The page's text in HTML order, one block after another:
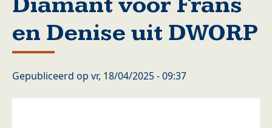
en Denise uit DWORP
Gepubliceerd op vr, 18/04/2025 - 09:37